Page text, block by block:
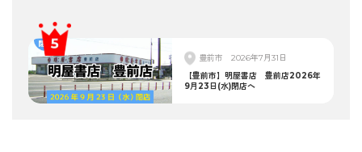
豊前市
2026年7月31日
【豊前市】明屋書店 豊前店2026年
9月23日(水)閉店へ